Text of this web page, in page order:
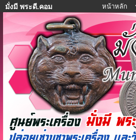
มั่งมี พระดี.คอม หน้าหลัก